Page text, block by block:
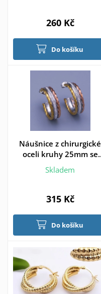
260 Kč
Do košíku
Náušnice z chirurgické
oceli kruhy 25mm se
zirkony
Skladem
315 Kč
Do košíku